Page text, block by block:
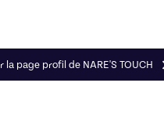
de NARE'S TOUCH, Skiller
la page profil de NARE'S TOUCH